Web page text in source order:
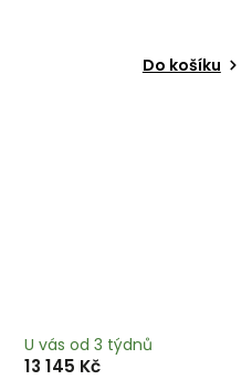
Do košíku
U vás od 3 týdnů
13 145 Kč